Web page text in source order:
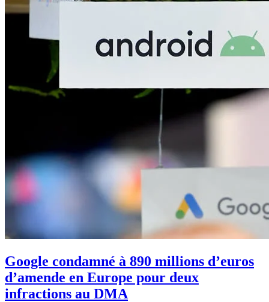
Google condamné à 890 millions d’euros
d’amende en Europe pour deux
infractions au DMA